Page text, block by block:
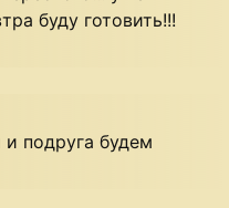
буду готовить!!!
и подруга будем